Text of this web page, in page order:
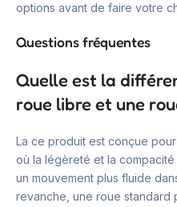
options avant de faire votre
Questions fréquentes
Quelle est la
roue libre et une
La ce produit est conçue
où la légèreté et la
un mouvement plus fluide
revanche, une roue standard